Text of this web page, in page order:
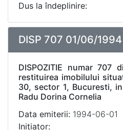
Dus la îndeplinire:
DISP 707 01/06/1994
DISPOZITIE numar 707
restituirea imobilului
30, sector 1, Bucuresti,
Radu Dorina Cornelia
Data emiterii: 1994-06-01
Inițiator: